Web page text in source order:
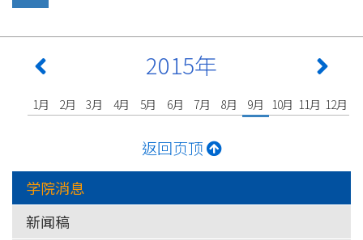
2015年
1月 2月 3月 4月 5月 6月 7月 8月 9月 10月 11月 12月
返回页顶
学院消息
新闻稿